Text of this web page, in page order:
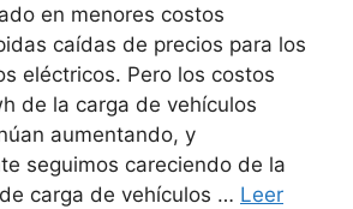
en menores costos
caídas de precios para los
eléctricos. Pero los costos
de la carga de vehículos
aumentando, y
seguimos careciendo de la
carga de vehículos … Leer